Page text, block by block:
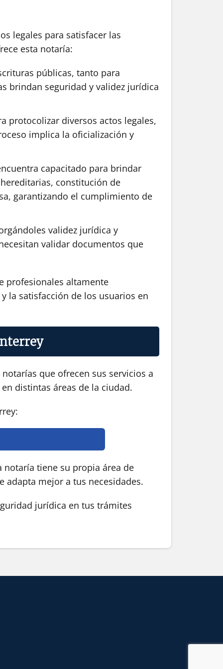
legales para satisfacer las
esta notaría:
públicas, tanto para
brindan seguridad y validez jurídica
protocolizar diversos actos legales,
implica la oficialización y
capacitado para brindar
constitución de
garantizando el cumplimiento de
validez jurídica y
validar documentos que
profesionales altamente
la satisfacción de los usuarios en
que ofrecen sus servicios a
distintas áreas de la ciudad.
notaría tiene su propia área de
adapta mejor a tus necesidades.
jurídica en tus trámites